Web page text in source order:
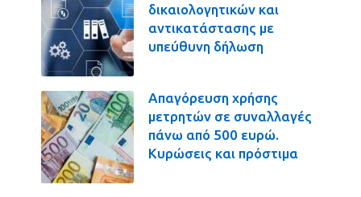
δικαιολογητικών και
αντικατάστασης με
υπεύθυνη δήλωση
Απαγόρευση χρήσης
μετρητών σε συναλλαγές
πάνω από 500 ευρώ.
Κυρώσεις και πρόστιμα